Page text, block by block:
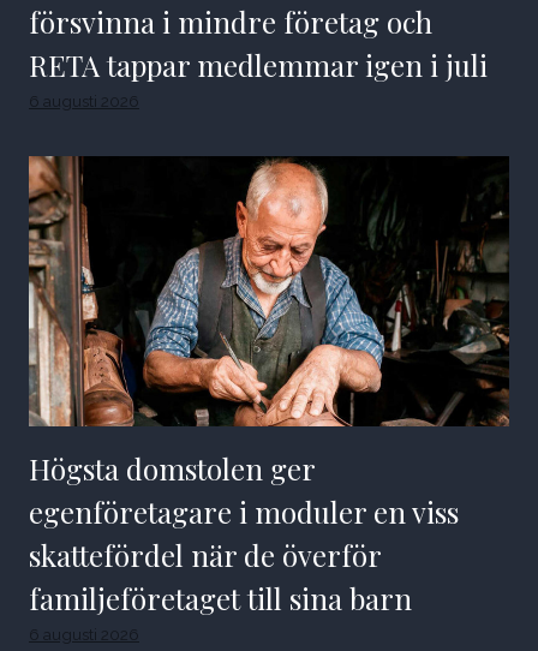
försvinna i mindre företag och
RETA tappar medlemmar igen i juli
6 augusti 2026
Högsta domstolen ger
egenföretagare i moduler en viss
skattefördel när de överför
familjeföretaget till sina barn
6 augusti 2026